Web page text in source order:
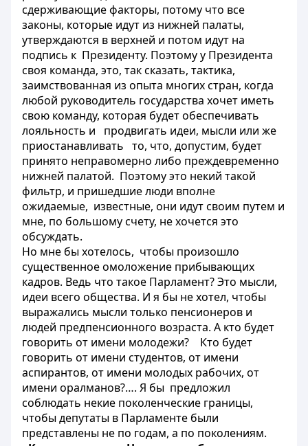
сдерживающие факторы, потому что все
законы, которые идут из нижней палаты,
утверждаются в верхней и потом идут на
подпись к Президенту. Поэтому у Президента
своя команда, это, так сказать, тактика,
заимствованная из опыта многих стран, когда
любой руководитель государства хочет иметь
свою команду, которая будет обеспечивать
лояльность и продвигать идеи, мысли или же
приостанавливать то, что, допустим, будет
принято неправомерно либо преждевременно
нижней палатой. Поэтому это некий такой
фильтр, и пришедшие люди вполне
ожидаемые, известные, они идут своим путем и
мне, по большому счету, не хочется это
обсуждать.
Но мне бы хотелось, чтобы произошло
существенное омоложение прибывающих
кадров. Ведь что такое Парламент? Это мысли,
идеи всего общества. И я бы не хотел, чтобы
выражались мысли только пенсионеров и
людей предпенсионного возраста. А кто будет
говорить от имени молодежи? Кто будет
говорить от имени студентов, от имени
аспирантов, от имени молодых рабочих, от
имени оралманов?…. Я бы предложил
соблюдать некие поколенческие границы,
чтобы депутаты в Парламенте были
представлены не по годам, а по поколениям.